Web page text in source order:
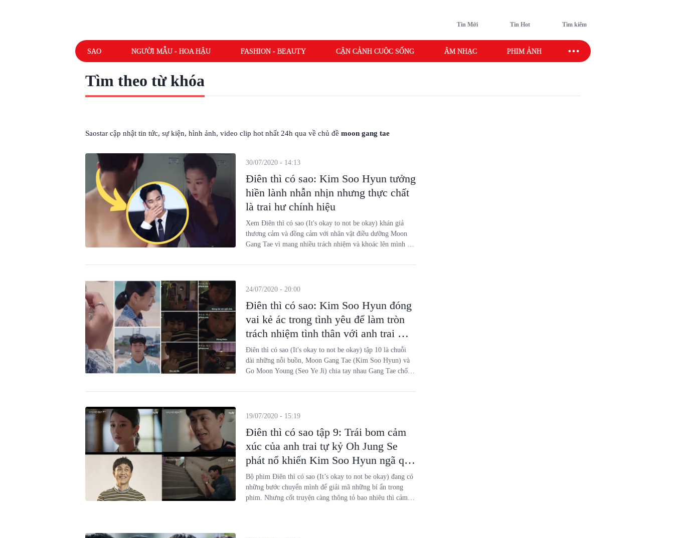
Tin Mới Tin Hot Tìm kiếm
SAO NGƯỜI MẪU - HOA HẬU FASHION - BEAUTY CẬN CẢNH CUỘC SỐNG ÂM NHẠC PHIM ẢNH SAO SPORT
Tìm theo từ khóa
Saostar cập nhật tin tức, sự kiện, hình ảnh, video clip hot nhất 24h qua về chủ đề moon gang tae
Điên thì có sao: Kim Soo Hyun tưởng
hiền lành nhẫn nhịn nhưng thực chất
là trai hư chính hiệu
30/07/2020 - 14:13
Xem Điên thì có sao (It's okay to not be okay) khán giả
thương cảm và đồng cảm với nhân vật điều dưỡng Moon
Gang Tae vì mang nhiều trách nhiệm và khoác lên mình bộ
tình yêu thì khác, anh giống như con sóng ngầm trực trào
Điên thì có sao: Kim Soo Hyun đóng
vai kẻ ác trong tình yêu để làm tròn
trách nhiệm tình thân với anh trai Oh
Jung Se
24/07/2020 - 20:00
Điên thì có sao (It's okay to not be okay) tập 10 là chuỗi
dài những nỗi buồn, Moon Gang Tae (Kim Soo Hyun) và
Go Moon Young (Seo Ye Ji) chia tay nhau Gang Tae chối
anh trai Moon Sang Tae (Oh Jung Se).
Điên thì có sao tập 9: Trái bom cảm
xúc của anh trai tự kỷ Oh Jung Se
phát nổ khiến Kim Soo Hyun ngã quỵ
khóc bất lực
19/07/2020 - 15:19
Bộ phim Điên thì có sao (It’s okay to not be okay) đang có
những bước chuyển mình để giải mã những bí ẩn trong
phim. Nhưng cốt truyện càng thông tỏ bao nhiêu thì cảm